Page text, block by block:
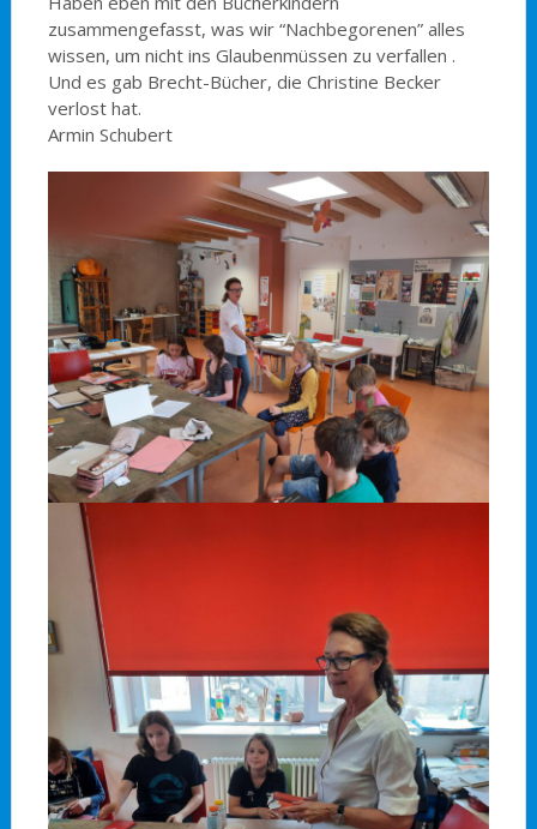
zusammengefasst, was wir “Nachbegorenen” alles
wissen, um nicht ins Glaubenmüssen zu verfallen .
Und es gab Brecht-Bücher, die Christine Becker
verlost hat.
Armin Schubert